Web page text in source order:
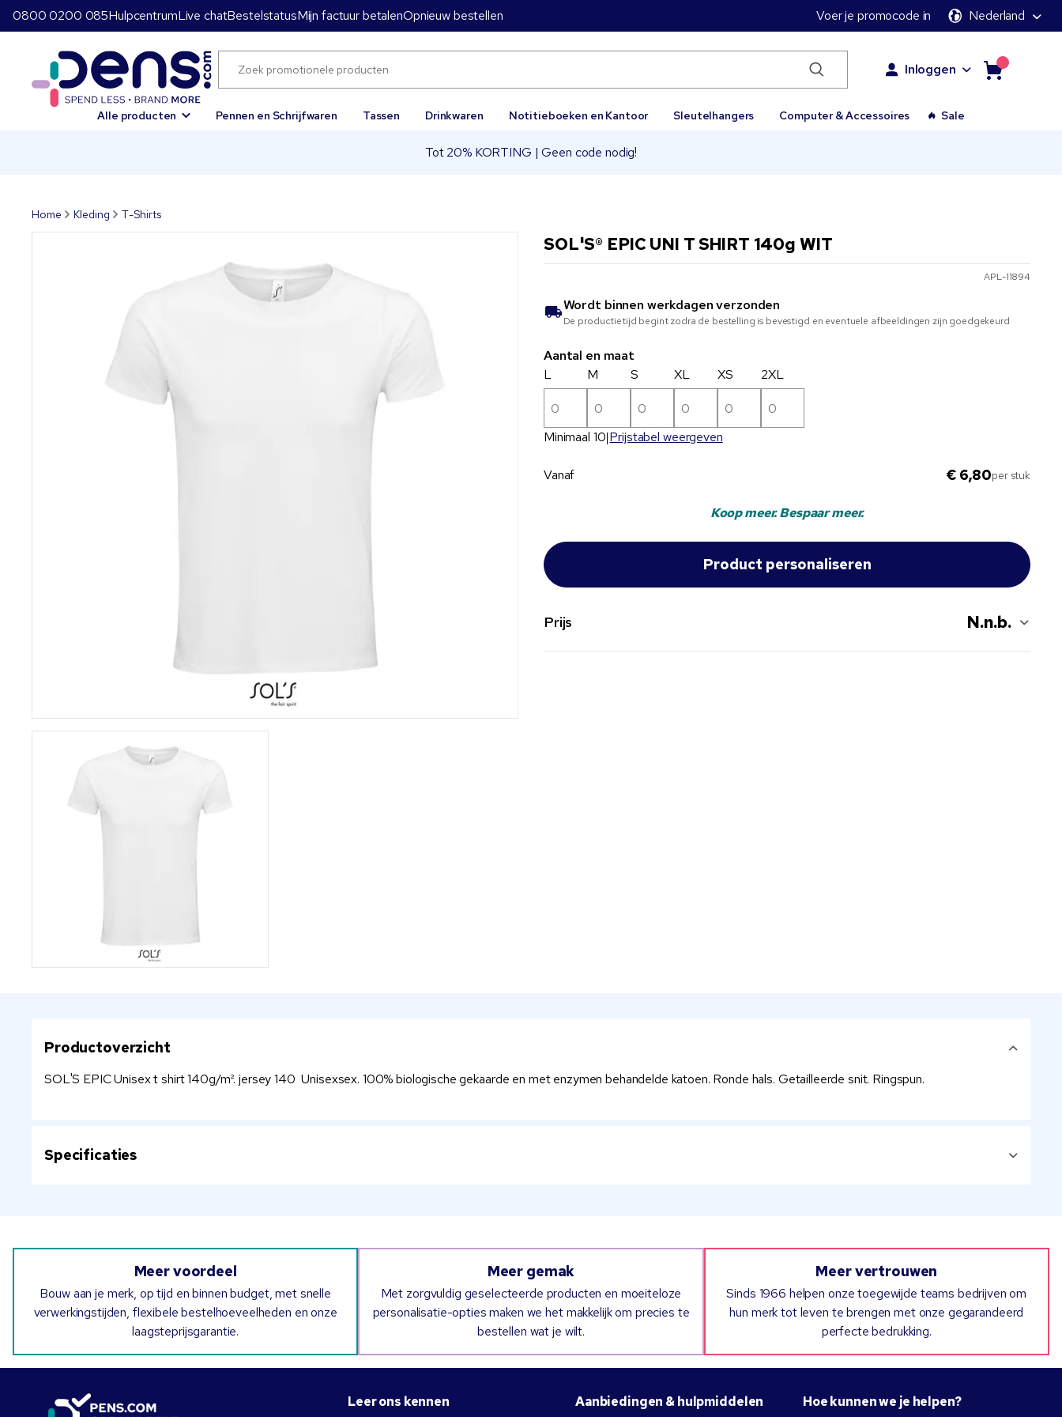
0800 0200 085HulpcentrumLive chatBestelstatusMijn factuur betalenOpnieuw bestellen Voer je promocode in Nederland
Inloggen
Alle producten Pennen en Schrijfwaren Tassen Drinkwaren Notitieboeken en Kantoor Sleutelhangers Computer & Accessoires Sale
Tot 20% KORTING | Geen code nodig!
Home Kleding T-Shirts
SOL'S® EPIC UNI T SHIRT 140g WIT
APL-11894
Wordt binnen werkdagen verzonden
De productietijd begint zodra de bestelling is bevestigd en eventuele afbeeldingen zijn goedgekeurd
Aantal en maat
L
M S XL XS 2XL
Minimaal 10 Prijstabel weergeven
Vanaf € 6,80per stuk
Koop meer. Bespaar meer.
Prijs N.n.b.
Productoverzicht
SOL'S EPIC Unisex t shirt 140g/m². jersey 140 Unisexsex. 100% biologische gekaarde en met enzymen behandelde katoen. Ronde hals. Getailleerde snit. Ringspun.
Specificaties
Meer voordeel
Bouw aan je merk, op tijd en binnen budget, met snelle
verwerkingstijden, flexibele bestelhoeveelheden en onze
laagsteprijsgarantie.
Meer gemak
Met zorgvuldig geselecteerde producten en moeiteloze
personalisatie-opties maken we het makkelijk om precies te
bestellen wat je wilt.
Meer vertrouwen
Sinds 1966 helpen onze toegewijde teams bedrijven om
hun merk tot leven te brengen met onze gegarandeerd
perfecte bedrukking.
Leer ons kennen Aanbiedingen & hulpmiddelen Hoe kunnen we je helpen?